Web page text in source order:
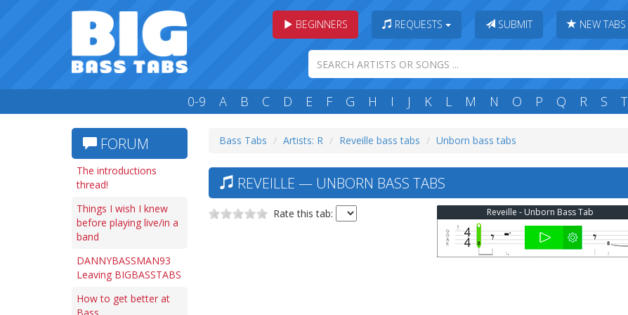
BEGINNERS REQUESTS SUBMIT NEW TABS
0-9 A B C D E F G H I J K L M N O P Q R S T
FORUM
The introductions
thread!
Things I wish I knew
before playing live/in a
band
DANNYBASSMAN93
Leaving BIGBASSTABS
How to get better at
Bass Tabs Artists: R Reveille bass tabs Unborn bass tabs
REVEILLE — UNBORN BASS TABS
Rate this tab: Reveille - Unborn Bass Tab